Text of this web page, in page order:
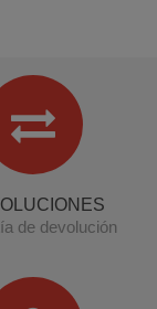
de devolución